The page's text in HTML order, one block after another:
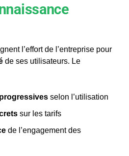
l’effort de l’entreprise pour
de ses utilisateurs. Le
selon l’utilisation
sur les tarifs
de l’engagement des